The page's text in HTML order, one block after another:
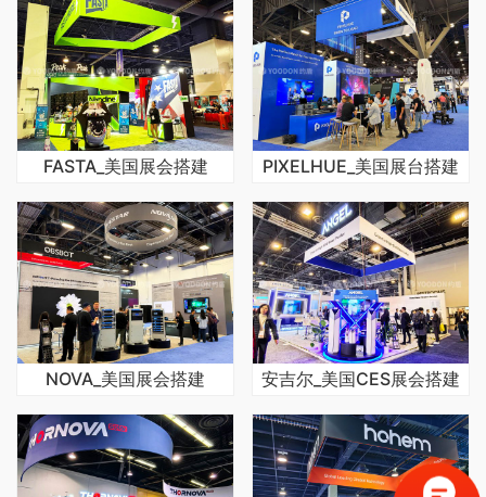
FASTA_美国展会搭建 PIXELHUE_美国展台搭建
NOVA_美国展会搭建 安吉尔_美国CES展会搭建